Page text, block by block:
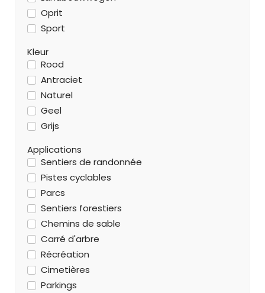
Oprit
Sport
Kleur
Rood
Antraciet
Naturel
Geel
Grijs
Applications
Sentiers de randonnée
Pistes cyclables
Parcs
Sentiers forestiers
Chemins de sable
Carré d'arbre
Récréation
Cimetières
Parkings